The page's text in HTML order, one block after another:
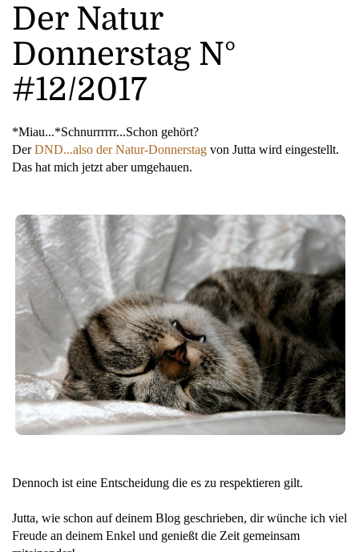
Der Natur
Donnerstag N°
#12/2017
*Miau...*Schnurrrrrr...Schon gehört?
DerDND...also der Natur-Donnerstag von Jutta wird eingestellt.
Das hat mich jetzt aber umgehauen.
Dennoch ist eine Entscheidung die es zu respektieren gilt.
Jutta, wie schon auf deinem Blog geschrieben, dir wünche ich viel
Freude an deinem Enkel und genießt die Zeit gemeinsam